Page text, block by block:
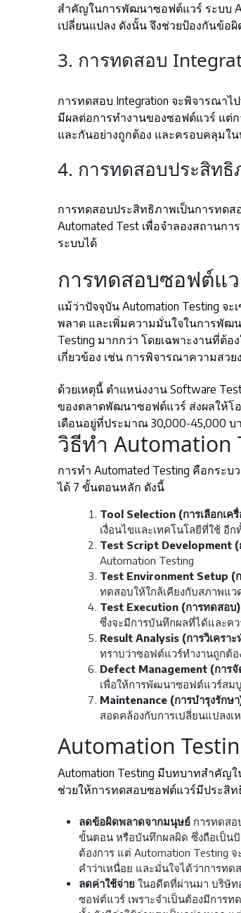
สำคัญในการพัฒนาซอฟต์แวร์ ระบบ
เปลี่ยนแปลง ดังนั้น จึงช่วยป้องกันข้อ
3. การทดสอบ
การทดสอบ Integration จะพิจารณา
มีผลต่อการทำงานของซอฟต์แวร์ แต่ก
และกันอย่างถูกต้อง และครอบคลุมใ
4. การทดสอบประสิทธิ
การทดสอบประสิทธิภาพเป็นการทดส
Automated Test เพื่อจำลองสถานก
ระบบได้
การทดสอบซอฟต์แ
แม้ว่าปัจจุบัน Automation Testing
พลาด และเพิ่มความมั่นใจในการพัฒ
Testing มากกว่า โดยเฉพาะงานที่ต้
เกี่ยวข้อง เช่น การพิจารณาความสว
ด้วยเหตุนี้ ตำแหน่งงาน Software
ของตลาดพัฒนาซอฟต์แวร์ ส่งผลให้โ
เดือนอยู่ที่ประมาณ 30,000-45,000 บ
วิธีทำ Automation
การทำ Automated Testing คือกระ
ได้ 7 ขั้นตอนหลัก ดังนี้
Tool Selection (การเลือกเค
เงื่อนไขและเทคโนโลยีที่ใช้ อี
Test Script Development
Automation Testing
Test Environment Setup (
ทดสอบให้ใกล้เคียงกับสภาพแ
Test Execution (การทดสอบ)
ซึ่งจะมีการบันทึกผลที่ได้และค
Result Analysis (การวิเคราะ
ทราบว่าซอฟต์แวร์ทำงานถูกต้
Defect Management (การจั
เพื่อให้การพัฒนาซอฟต์แวร์สม
Maintenance (การบำรุงรักษ
สอดคล้องกับการเปลี่ยนแปลงเ
Automation
Automation Testing มีบทบาทสำคัญ
ช่วยให้การทดสอบซอฟต์แวร์มีประสิท
ลดข้อผิดพลาดจากมนุษย์ การทดสอ
ขั้นตอน หรือบันทึกผลผิด ซึ่งถือเป็น
ต้องการ แต่ Automation Testing
คำว่าเหนื่อย และมั่นใจได้ว่าการท
ลดค่าใช้จ่าย ในอดีตที่ผ่านมา บริษัท
ซอฟต์แวร์ เพราะจำเป็นต้องมีการ